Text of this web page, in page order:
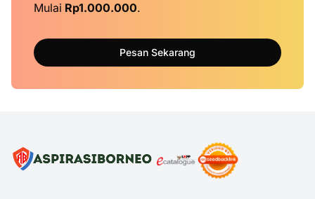
Mulai Rp1.000.000.
Pesan Sekarang